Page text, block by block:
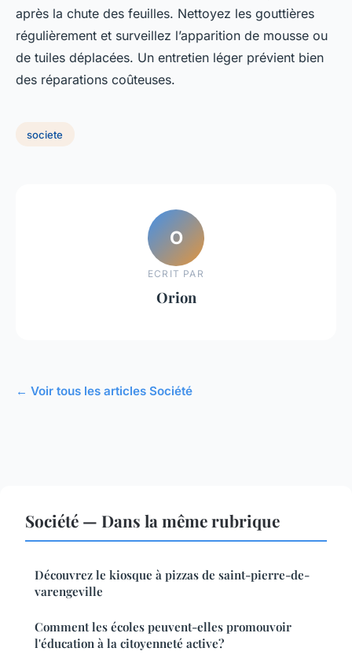
après la chute des feuilles. Nettoyez les gouttières
régulièrement et surveillez l’apparition de mousse ou
de tuiles déplacées. Un entretien léger prévient bien
des réparations coûteuses.
societe
O
ECRIT PAR
Orion
← Voir tous les articles Société
Société — Dans la même rubrique
Découvrez le kiosque à pizzas de saint-pierre-de-
varengeville
Comment les écoles peuvent-elles promouvoir
l'éducation à la citoyenneté active?